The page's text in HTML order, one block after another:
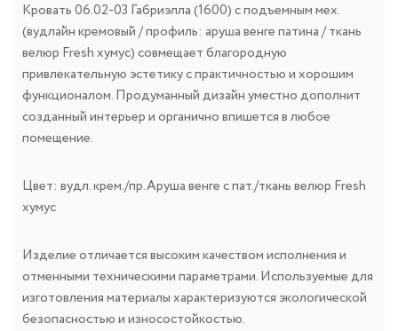
Кровать 06.02-03 Габриэлла (1600) с подъемным мех.
(вудлайн кремовый / профиль: аруша венге патина / ткань
велюр Fresh хумус) совмещает благородную
привлекательную эстетику с практичностью и хорошим
функционалом. Продуманный дизайн уместно дополнит
созданный интерьер и органично впишется в любое
помещение.
Цвет: вудл. крем./пр.Аруша венге с пат./ткань велюр Fresh
хумус
Изделие отличается высоким качеством исполнения и
отменными техническими параметрами. Используемые для
изготовления материалы характеризуются экологической
безопасностью и износостойкостью.